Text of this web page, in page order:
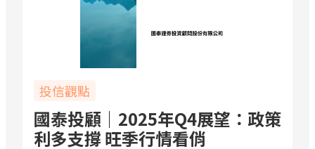
投信觀點
國泰投顧｜2025年Q4展望：政策
利多支撐 旺季行情看俏